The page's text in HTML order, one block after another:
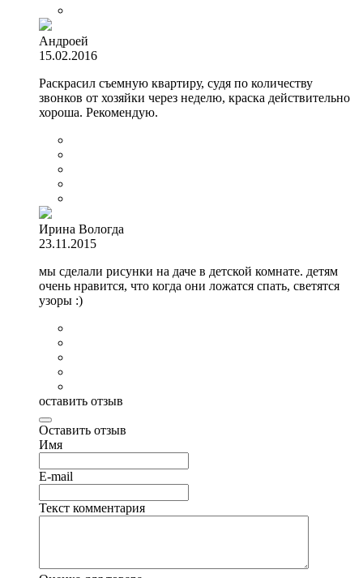
Андроей
15.02.2016
Раскрасил съемную квартиру, судя по количеству
звонков от хозяйки через неделю, краска действительно
хороша. Рекомендую.
Ирина Вологда
23.11.2015
мы сделали рисунки на даче в детской комнате. детям
очень нравится, что когда они ложатся спать, светятся
узоры :)
оставить отзыв
Оставить отзыв
Имя
E-mail
Текст комментария